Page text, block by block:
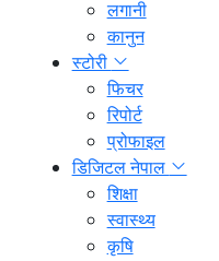
लगानी
कानुन
स्टोरी
फिचर
रिपोर्ट
प्रोफाइल
डिजिटल नेपाल
शिक्षा
स्वास्थ्य
कृषि